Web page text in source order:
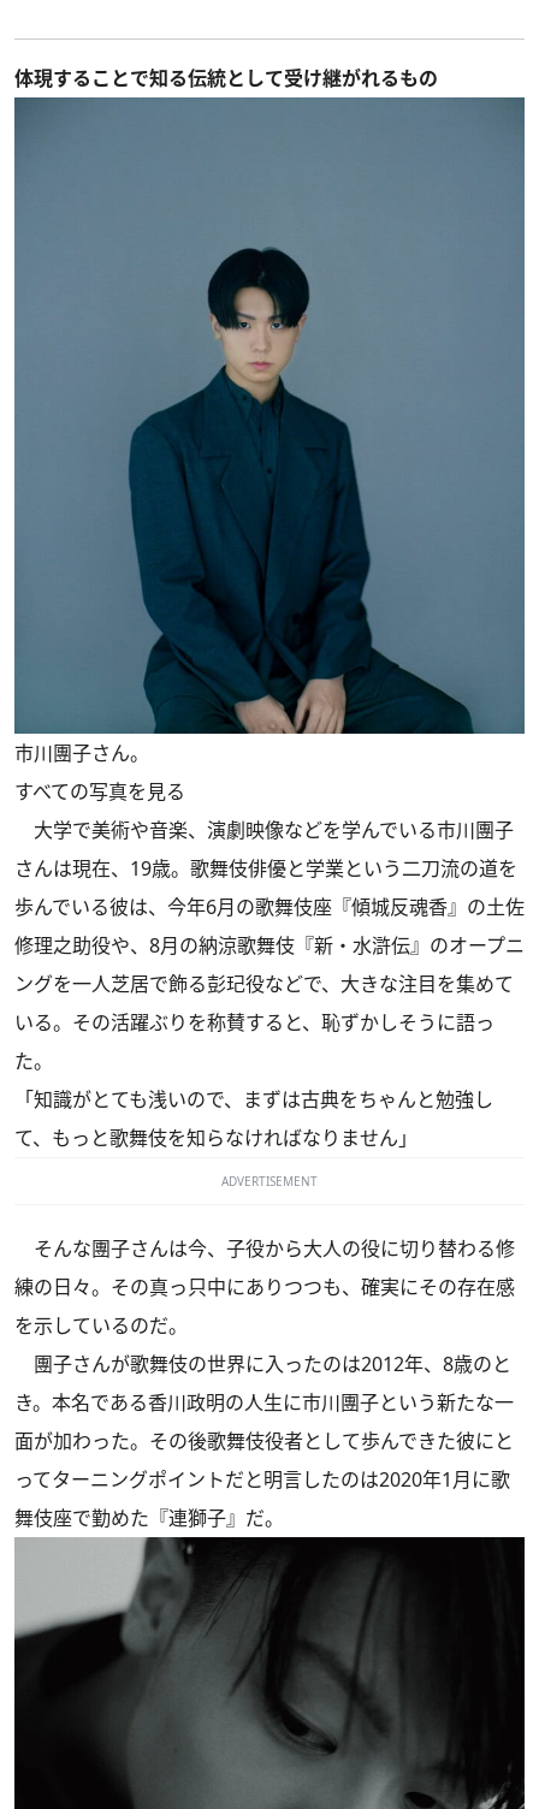
体現することで知る伝統として受け継がれるもの
市川團子さん。
すべての写真を見る
大学で美術や音楽、演劇映像などを学んでいる市川團子
さんは現在、19歳。歌舞伎俳優と学業という二刀流の道を
歩んでいる彼は、今年6月の歌舞伎座『傾城反魂香』の土佐
修理之助役や、8月の納涼歌舞伎『新・水滸伝』のオープニ
ングを一人芝居で飾る彭玘役などで、大きな注目を集めて
いる。その活躍ぶりを称賛すると、恥ずかしそうに語っ
た。
「知識がとても浅いので、まずは古典をちゃんと勉強し
て、もっと歌舞伎を知らなければなりません」
ADVERTISEMENT
そんな團子さんは今、子役から大人の役に切り替わる修
練の日々。その真っ只中にありつつも、確実にその存在感
を示しているのだ。
團子さんが歌舞伎の世界に入ったのは2012年、8歳のと
き。本名である香川政明の人生に市川團子という新たな一
面が加わった。その後歌舞伎役者として歩んできた彼にと
ってターニングポイントだと明言したのは2020年1月に歌
舞伎座で勤めた『連獅子』だ。